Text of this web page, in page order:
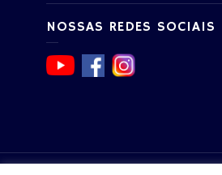
NOSSAS REDES SOCIAIS